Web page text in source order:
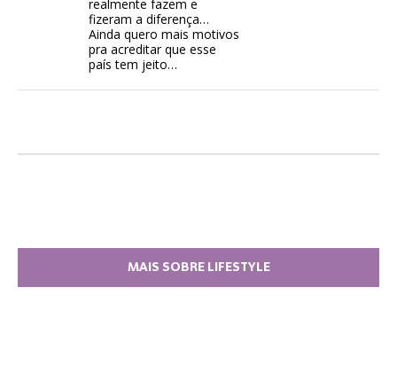
realmente fazem e
fizeram a diferença…
Ainda quero mais motivos
pra acreditar que esse
país tem jeito…
MAIS SOBRE LIFESTYLE